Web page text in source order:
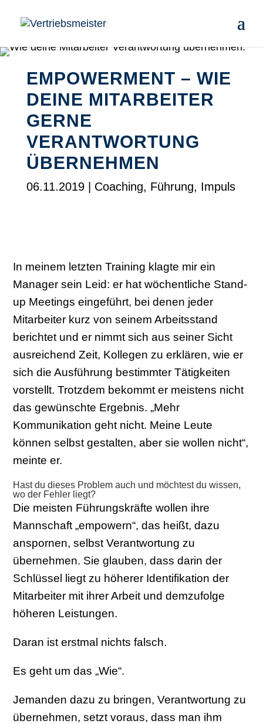
EMPOWERMENT – WIE
DEINE MITARBEITER
GERNE
VERANTWORTUNG
ÜBERNEHMEN
06.11.2019| Coaching, Führung, Impuls
In meinem letzten Training klagte mir ein
Manager sein Leid: er hat wöchentliche Stand-
up Meetings eingeführt, bei denen jeder
Mitarbeiter kurz von seinem Arbeitsstand
berichtet und er nimmt sich aus seiner Sicht
ausreichend Zeit, Kollegen zu erklären, wie er
sich die Ausführung bestimmter Tätigkeiten
vorstellt. Trotzdem bekommt er meistens nicht
das gewünschte Ergebnis. „Mehr
Kommunikation geht nicht. Meine Leute
können selbst gestalten, aber sie wollen nicht“,
meinte er.
Hast du dieses Problem auch und möchtest du wissen,
wo der Fehler liegt?
Die meisten Führungskräfte wollen ihre
Mannschaft „empowern“, das heißt, dazu
anspornen, selbst Verantwortung zu
übernehmen. Sie glauben, dass darin der
Schlüssel liegt zu höherer Identifikation der
Mitarbeiter mit ihrer Arbeit und demzufolge
höheren Leistungen.
Daran ist erstmal nichts falsch.
Es geht um das „Wie“.
Jemanden dazu zu bringen, Verantwortung zu
übernehmen, setzt voraus, dass man ihm